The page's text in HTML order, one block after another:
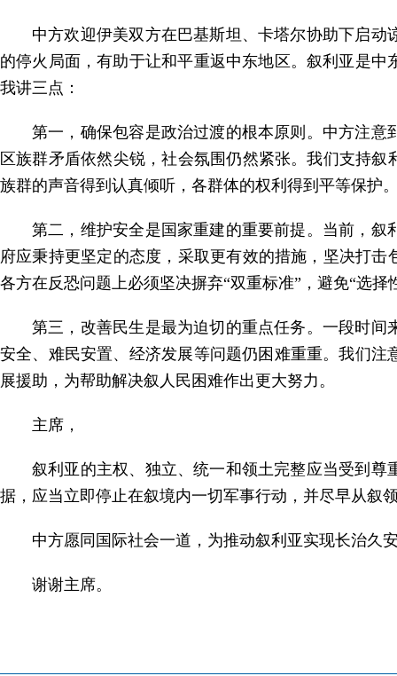
中方欢迎伊美双方在巴基斯坦、卡塔尔协助下启
的停火局面，有助于让和平重返中东地区。叙利亚是
我讲三点：
第一，确保包容是政治过渡的根本原则。中方注
区族群矛盾依然尖锐，社会氛围仍然紧张。我们支持
族群的声音得到认真倾听，各群体的权利得到平等保护
第二，维护安全是国家重建的重要前提。当前，
府应秉持更坚定的态度，采取更有效的措施，坚决打
各方在反恐问题上必须坚决摒弃“双重标准”，避免“选择
第三，改善民生是最为迫切的重点任务。一段时
安全、难民安置、经济发展等问题仍困难重重。我们
展援助，为帮助解决叙人民困难作出更大努力。
主席，
叙利亚的主权、独立、统一和领土完整应当受到
据，应当立即停止在叙境内一切军事行动，并尽早从叙
中方愿同国际社会一道，为推动叙利亚实现长治久
谢谢主席。